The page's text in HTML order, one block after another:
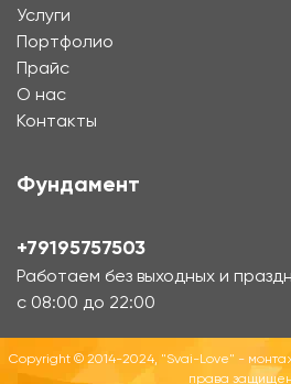
Услуги
Портфолио
Прайс
О нас
Контакты
Фундамент
+79195757503
Работаем без выходных и
с 08:00 до 22:00
Copyright © 2014-2024, "Svai-Love" -
права